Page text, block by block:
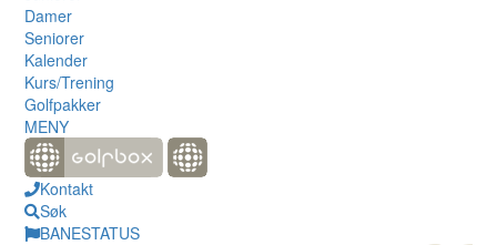
Damer
Seniorer
Kalender
Kurs/Trening
Golfpakker
MENY
Kontakt
Søk
BANESTATUS